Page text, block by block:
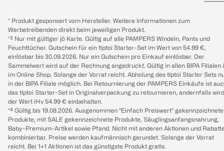
* Produkt gesponsert vom Hersteller. Weitere Informationen zum
Werbetreibenden direkt beim jeweiligen Produkt.
*³ Nur mit gültiger jö Karte. Gültig auf alle PAMPERS Windeln, Pants und
Feuchttücher. Gutschein für ein tiptoi Starter-Set im Wert von 54.99 €,
einlösbar bis 30.09.2026. Nur ein Gutschein pro Einkauf einlösbar. Der
Sammelwert wird auf der Rechnung angedruckt. Gültig in allen BIPA Filialen
im Online Shop. Solange der Vorrat reicht. Abholung des tiptoi Starter Sets
in der BIPA Filiale möglich. Bei Retournierung der PAMPERS Einkäufe ist
das tiptoi Starter-Set in Originalverpackung zu retournieren, andernfalls wird
der Wert iHv 54.99 € einbehalten.
*⁴ Gültig bis 19.08.2026. Ausgenommen "Einfach Preiswert" gekennzeichnete
Produkte, mit SALE gekennzeichnete Produkte, Säuglingsanfangsnahrung,
Baby-Premium-Artikel sowie Pfand. Nicht mit anderen Aktionen und
kombinierbar. Preise werden kaufmännisch gerundet. Solange der Vorrat
reicht. Bei 1+1 Aktionen ist das günstigste Produkt gratis.